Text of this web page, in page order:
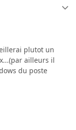
plutot un
ailleurs il
du poste